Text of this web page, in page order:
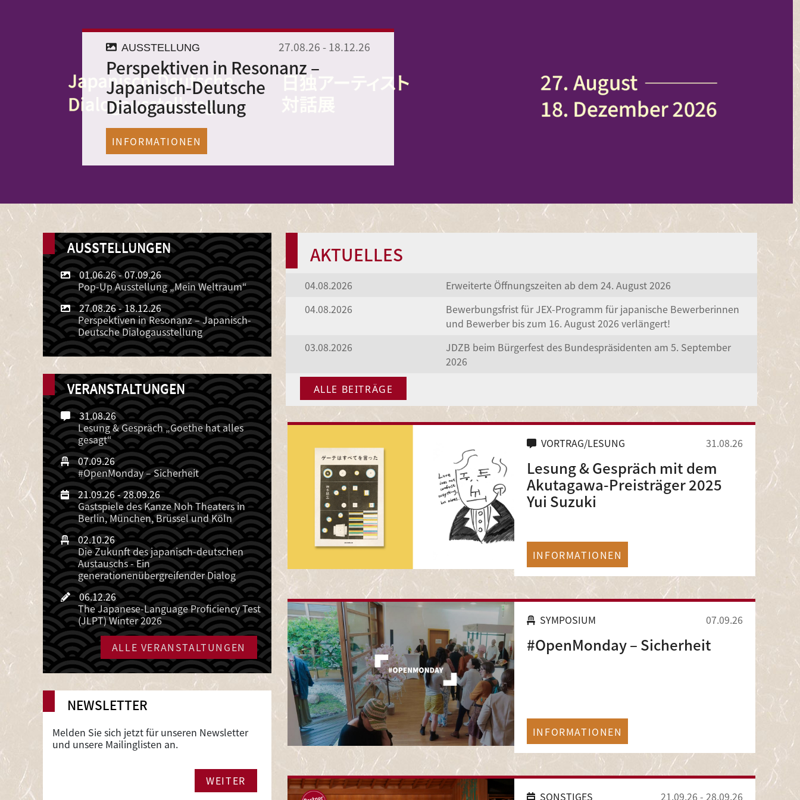
AUSSTELLUNG 27.08.26 - 18.12.26
Perspektiven in Resonanz –
Japanisch-Deutsche
Dialogausstellung
INFORMATIONEN
AKTUELLES
04.08.2026
Erweiterte Öffnungszeiten ab dem 24. August 2026
04.08.2026
Bewerbungsfrist für JEX-Programm für japanische Bewerberinnen
und Bewerber bis zum 16. August 2026 verlängert!
03.08.2026
JDZB beim Bürgerfest des Bundespräsidenten am 5. September
2026
ALLE BEITRÄGE
VORTRAG/LESUNG 31.08.26
Lesung & Gespräch mit dem
Akutagawa-Preisträger 2025
Yui Suzuki
INFORMATIONEN
SYMPOSIUM 07.09.26
#OpenMonday – Sicherheit
INFORMATIONEN
SONSTIGES 21.09.26 - 28.09.26
AUSSTELLUNGEN
01.06.26-07.09.26
Pop-Up Ausstellung „Mein Weltraum“
27.08.26-18.12.26
Perspektiven in Resonanz – Japanisch-
Deutsche Dialogausstellung
VERANSTALTUNGEN
31.08.26
Lesung & Gespräch „Goethe hat alles
gesagt“
07.09.26
#OpenMonday – Sicherheit
21.09.26-28.09.26
Gastspiele des Kanze Noh Theaters in
Berlin, München, Brüssel und Köln
02.10.26
Die Zukunft des japanisch-deutschen
Austauschs - Ein
generationenübergreifender Dialog
06.12.26
The Japanese-Language Proficiency Test
(JLPT) Winter 2026
ALLE VERANSTALTUNGEN
NEWSLETTER
Melden Sie sich jetzt für unseren Newsletter
und unsere Mailinglisten an.
WEITER